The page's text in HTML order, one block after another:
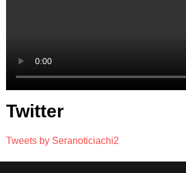
Twitter
Tweets by Seranoticiachi2